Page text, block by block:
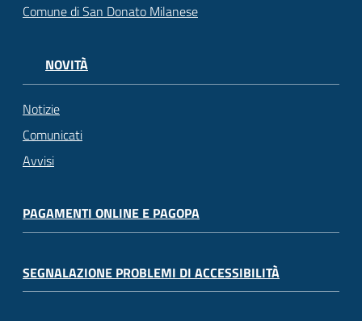
Comune di San Donato Milanese
NOVITÀ
Notizie
Comunicati
Avvisi
PAGAMENTI ONLINE E PAGOPA
SEGNALAZIONE PROBLEMI DI ACCESSIBILITÀ